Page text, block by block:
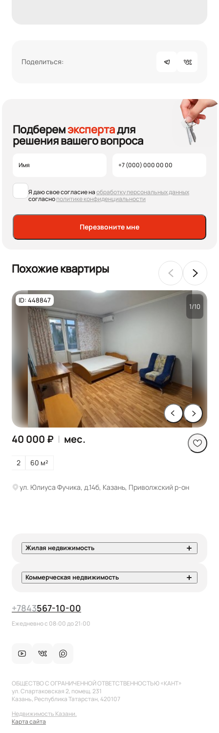
Поделиться:
Подберемэкспертадля
решения вашего вопроса
Я даю свое согласие наобработку персональных данных
согласнополитике конфиденциальности
Перезвоните мне
Похожие квартиры
ID: 448847
1/10
40 000 ₽ | мес.
2 60 м²
ул. Юлиуса Фучика, д.14б, Казань, Приволжский р-он
Жилая недвижимость
Коммерческая недвижимость
+7843567-10-00
Ежедневно с 08:00 до 21:00
ОБЩЕСТВО С ОГРАНИЧЕННОЙ ОТВЕТСТВЕННОСТЬЮ «КАНТ»
ул. Спартаковская 2, помещ. 231
Казань, Республика Татарстан, 420107
Недвижимость Казани.
Карта сайта